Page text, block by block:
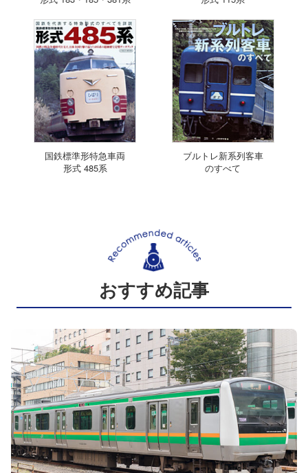
国鉄標準形特急車両
形式 485系
ブルトレ新系列客車
のすべて
おすすめ記事